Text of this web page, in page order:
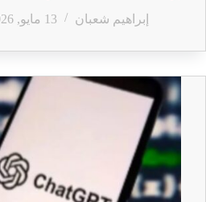
إبراهيم شعبان
13 مايو, 2026